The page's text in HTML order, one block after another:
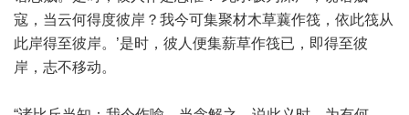
寇，当云何得度彼岸？我今可集聚材木草蘘作筏，依此筏从
此岸得至彼岸。’是时，彼人便集薪草作筏已，即得至彼
岸，志不移动。